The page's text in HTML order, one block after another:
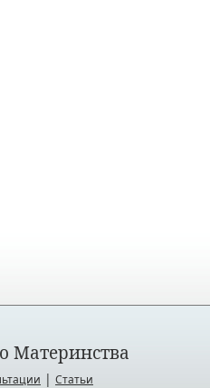
Материнства
| Статьи